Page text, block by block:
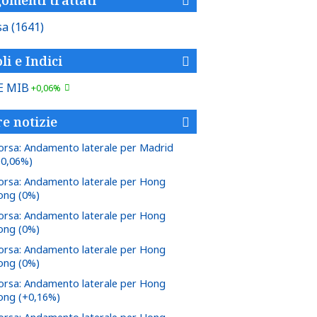
(1641)
e Indici
MIB+0,06%
notizie
Andamento laterale per Madrid
Andamento laterale per Hong
(0%)
Andamento laterale per Hong
(0%)
Andamento laterale per Hong
(0%)
Andamento laterale per Hong
(+0,16%)